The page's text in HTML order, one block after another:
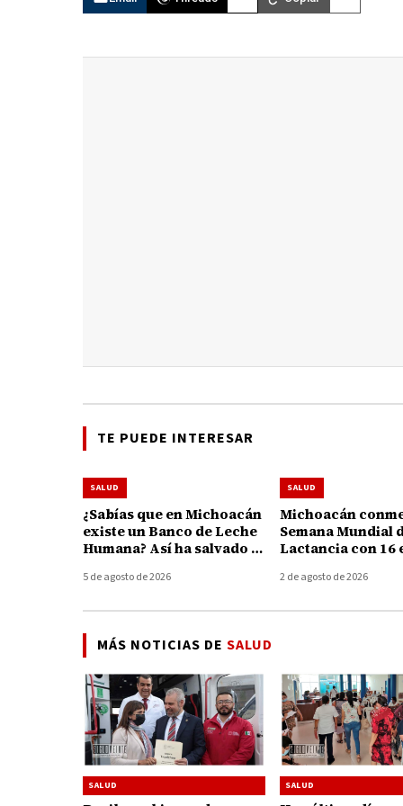
TE PUEDE INTERESAR
SALUD
¿Sabías que en Michoacán
existe un Banco de Leche
Humana? Así ha salvado y
bebés
5 de agosto de 2026
SALUD
Michoacán
Semana Mundial
Lactancia con 16
2 de agosto de 2026
MÁS NOTICIAS DE SALUD
SALUD SALUD